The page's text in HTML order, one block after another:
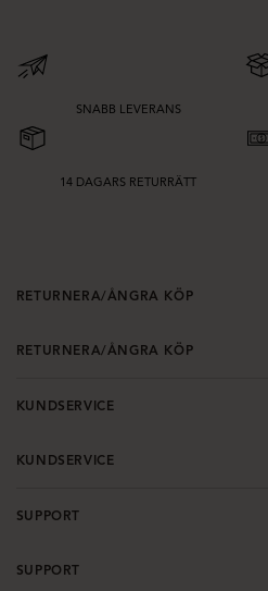
SNABB LEVERANS
14 DAGARS RETURRÄTT
RETURNERA/ÅNGRA KÖP
RETURNERA/ÅNGRA KÖP
KUNDSERVICE
KUNDSERVICE
SUPPORT
SUPPORT